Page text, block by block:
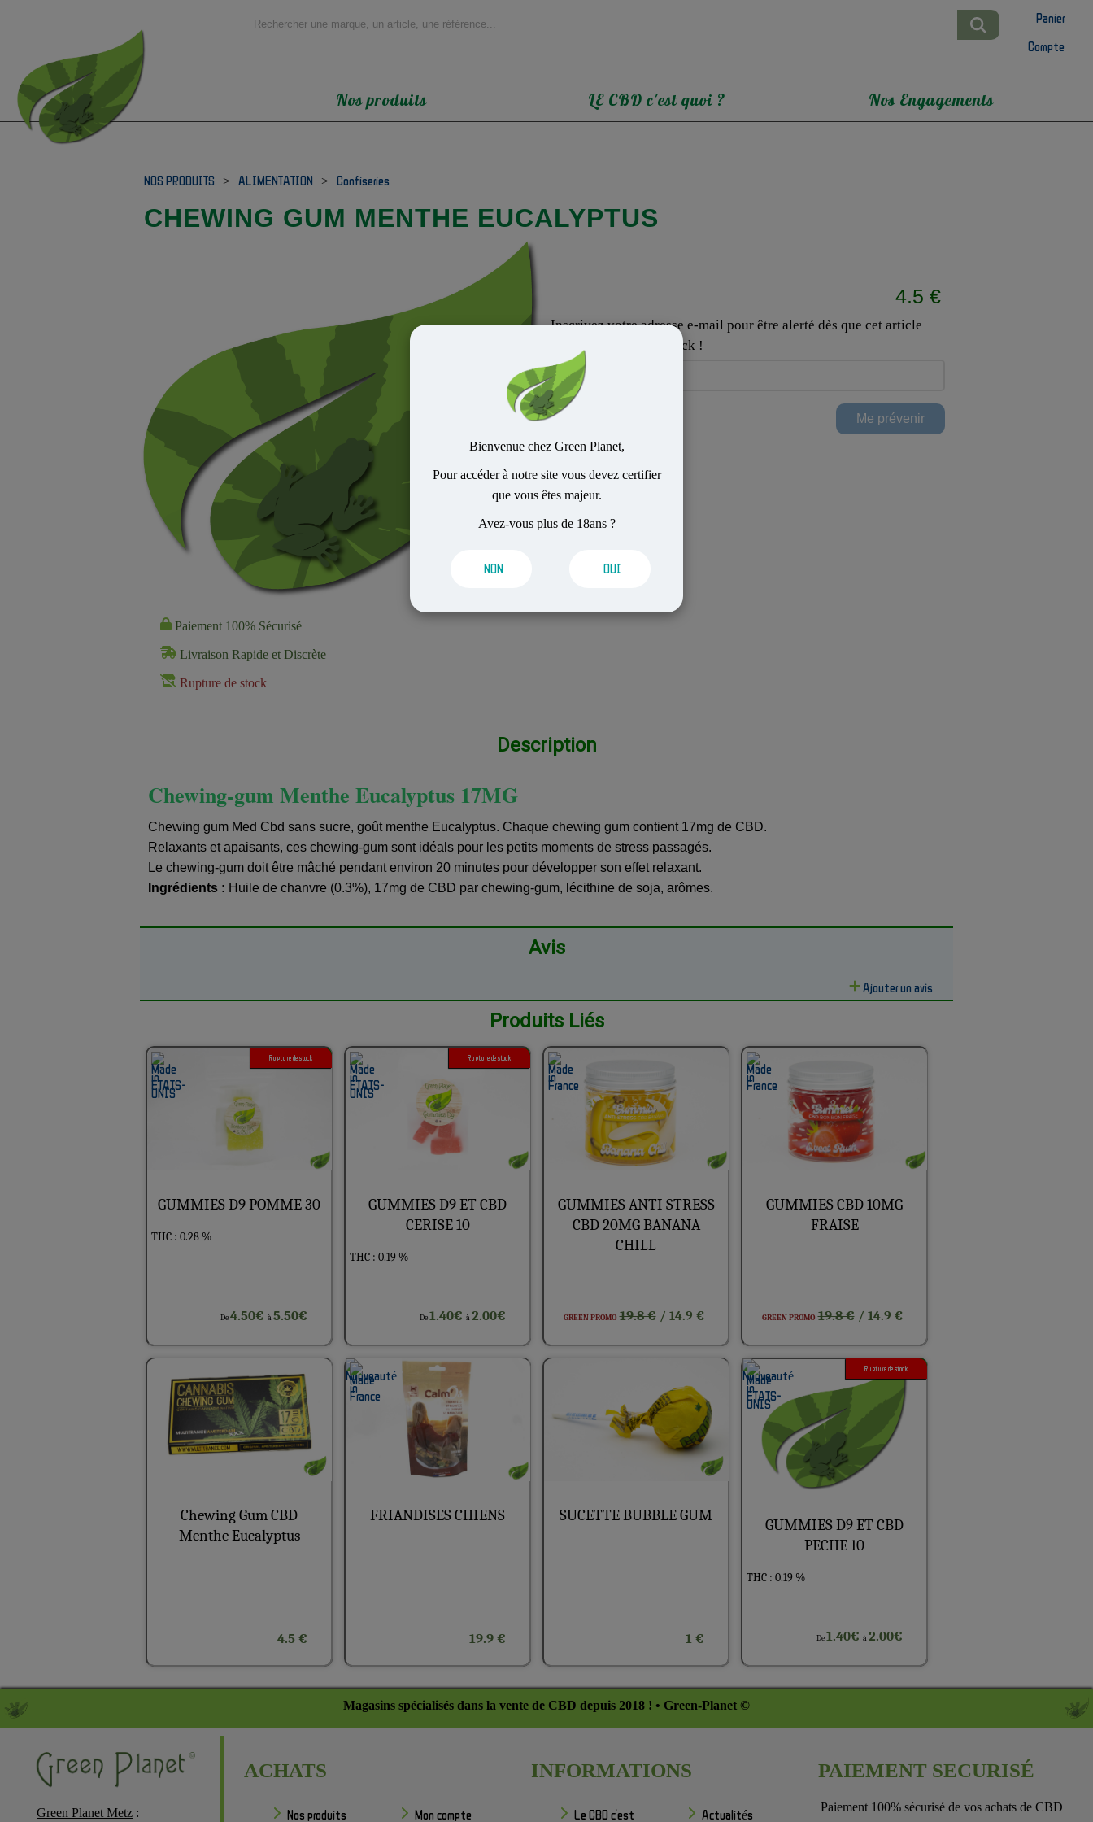
Bienvenue chez Green Planet,
Pour accéder à notre site vous devez certifier
que vous êtes majeur.
Avez-vous plus de 18ans ?
NON OUI
Panier
Compte
Nos produits LE CBD c'est quoi ? Nos Engagements
NOS PRODUITS > ALIMENTATION > Confiseries
CHEWING GUM MENTHE EUCALYPTUS
Paiement 100% Sécurisé
Livraison Rapide et Discrète
Rupture de stock
4.5 €
Inscrivez votre adresse e-mail pour être alerté dès que cet article
sera de nouveau en stock !
Description
Chewing-gum Menthe Eucalyptus 17MG
Chewing gum Med Cbd sans sucre, goût menthe Eucalyptus. Chaque chewing gum contient 17mg de CBD.
Relaxants et apaisants, ces chewing-gum sont idéals pour les petits moments de stress passagés.
Le chewing-gum doit être mâché pendant environ 20 minutes pour développer son effet relaxant.
Ingrédients : Huile de chanvre (0.3%), 17mg de CBD par chewing-gum, lécithine de soja, arômes.
Avis
Ajouter un avis
Produits Liés
Rupture de stock
5G 10G 20G 50G 100G
GUMMIES D9 POMME 30
THC : 0.28 %
De4.50€ à5.50€
Rupture de stock
GUMMIES D9 ET CBD
CERISE 10
THC : 0.19 %
De1.40€ à2.00€
GUMMIES ANTI STRESS
CBD 20MG BANANA
CHILL
GREEN PROMO 19.8 €/ 14.9 €
GUMMIES CBD 10MG
FRAISE
GREEN PROMO 19.8 €/ 14.9 €
Chewing Gum CBD
Menthe Eucalyptus
4.5 €
FRIANDISES CHIENS
19.9 €
SUCETTE BUBBLE GUM
1 €
Rupture de stock
GUMMIES D9 ET CBD
PECHE 10
THC : 0.19 %
De1.40€ à2.00€
Magasins spécialisés dans la vente de CBD depuis 2018 ! • Green-Planet ©
Green Planet Metz :
ACHATS
Nos produits Mon compte
INFORMATIONS
Le CBD c'est Actualités
PAIEMENT SECURISÉ
Paiement 100% sécurisé de vos achats de CBD